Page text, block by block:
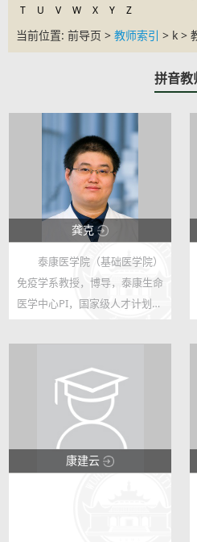
T
U V W X Y Z
当前位置: 前导页 > 教师索引 > k >
拼音教
龚克
123
27
泰康医学院（基础医学院）
免疫学系教授，博导，泰康生命
医学中心PI，国家级人才计划入
http://wbm.whu.edu.cn/info/1
https://tkclms.whu.edu.cn/inf
o/1160/5686.htm
康建云